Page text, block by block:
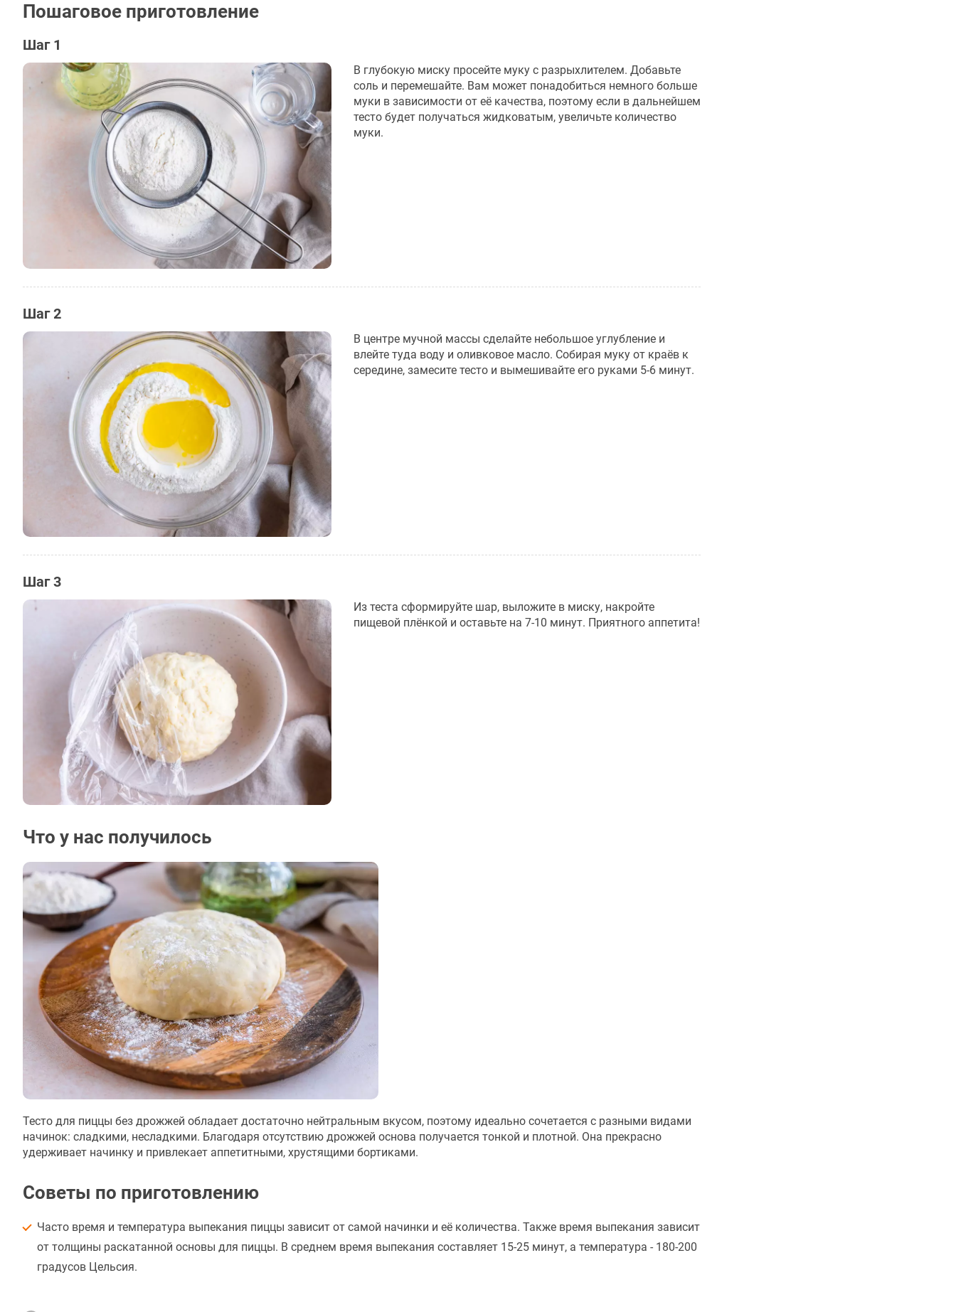
Пошаговое приготовление
Шаг 1
В глубокую миску просейте муку с разрыхлителем. Добавьте
соль и перемешайте. Вам может понадобиться немного больше
муки в зависимости от её качества, поэтому если в дальнейшем
тесто будет получаться жидковатым, увеличьте количество
муки.
Шаг 2
В центре мучной массы сделайте небольшое углубление и
влейте туда воду и оливковое масло. Собирая муку от краёв к
середине, замесите тесто и вымешивайте его руками 5-6 минут.
Шаг 3
Из теста сформируйте шар, выложите в миску, накройте
пищевой плёнкой и оставьте на 7-10 минут. Приятного аппетита!
Что у нас получилось
Тесто для пиццы без дрожжей обладает достаточно нейтральным вкусом, поэтому идеально сочетается с разными видами
начинок: сладкими, несладкими. Благодаря отсутствию дрожжей основа получается тонкой и плотной. Она прекрасно
удерживает начинку и привлекает аппетитными, хрустящими бортиками.
Советы по приготовлению
Часто время и температура выпекания пиццы зависит от самой начинки и её количества. Также время выпекания зависит
от толщины раскатанной основы для пиццы. В среднем время выпекания составляет 15-25 минут, а температура - 180-200
градусов Цельсия.